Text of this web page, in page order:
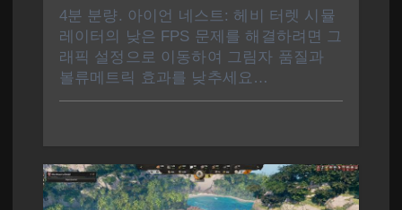
4분 분량. 아이언 네스트: 헤비 터렛 시뮬
레이터의 낮은 FPS 문제를 해결하려면 그
래픽 설정으로 이동하여 그림자 품질과
볼류메트릭 효과를 낮추세요…